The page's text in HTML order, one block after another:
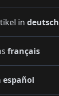
in deutsch
français
español